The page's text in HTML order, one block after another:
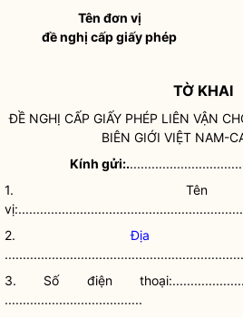
Tên đơn vị
đề nghị cấp giấy phép
TỜ KHAI
ĐỀ NGHỊ CẤP GIẤY PHÉP LIÊN VẬN
BIÊN GIỚI VIỆT NAM-
Kính gửi:.
1.
2.Địa
3. Số điện
......................................